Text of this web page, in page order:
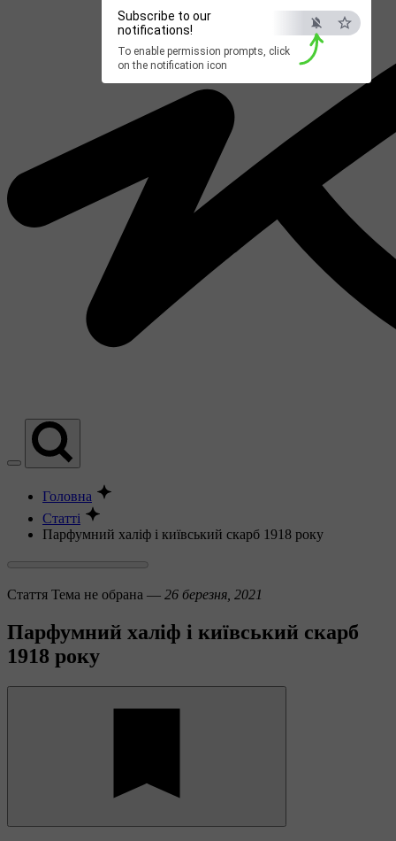
Subscribe to our
notifications!
To enable permission prompts, click
on the notification icon
Головна
Статті
Парфумний халіф і київський скарб 1918 року
Стаття Тема не обрана — 26 березня, 2021
Парфумний халіф і київський скарб
1918 року